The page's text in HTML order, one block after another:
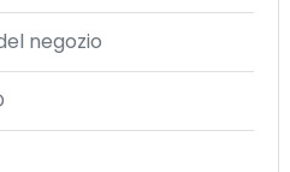
negozio